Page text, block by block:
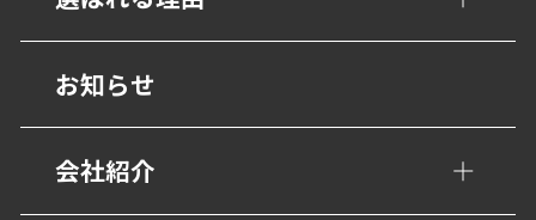
衝撃吸収材・保護材
階段ノンスリップ
歩行用誘導鋲・点字鋲
避難・誘導
学校・教育施設
幼保・子育て施設
医療施設
福祉・高齢者施設
設計事務所の皆様へ
お知らせ
会社紹介